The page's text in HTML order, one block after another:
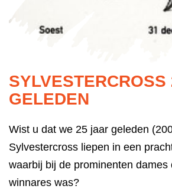
GELEDEN
Wist u dat we 25 jaar geleden
Sylvestercross liepen in een
waarbij bij de prominenten dames
winnares was?